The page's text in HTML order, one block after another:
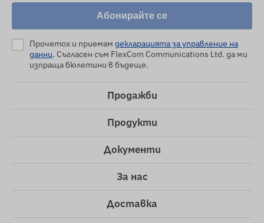
Абонирайте се
Прочетох и приемам декларацията за управление на
данни. Съгласен съм FlexCom Communications Ltd. да ми
изпраща бюлетини в бъдеще.
Продажби
Продукти
Документи
За нас
Доставка